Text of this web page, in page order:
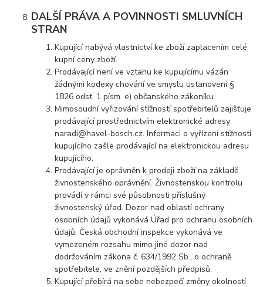
DALŠÍ PRÁVA A POVINNOSTI SMLUVNÍCH
STRAN
Kupující nabývá vlastnictví ke zboží zaplacením celé
kupní ceny zboží.
Prodávající není ve vztahu ke kupujícímu vázán
žádnými kodexy chování ve smyslu ustanovení §
1826 odst. 1 písm. e) občanského zákoníku.
Mimosoudní vyřizování stížností spotřebitelů zajišťuje
prodávající prostřednictvím elektronické adresy
naradi@havel-bosch.cz. Informaci o vyřízení stížnosti
kupujícího zašle prodávající na elektronickou adresu
kupujícího.
Prodávající je oprávněn k prodeji zboží na základě
živnostenského oprávnění. Živnostenskou kontrolu
provádí v rámci své působnosti příslušný
živnostenský úřad. Dozor nad oblastí ochrany
osobních údajů vykonává Úřad pro ochranu osobních
údajů. Česká obchodní inspekce vykonává ve
vymezeném rozsahu mimo jiné dozor nad
dodržováním zákona č. 634/1992 Sb., o ochraně
spotřebitele, ve znění pozdějších předpisů.
Kupující přebírá na sebe nebezpečí změny okolností